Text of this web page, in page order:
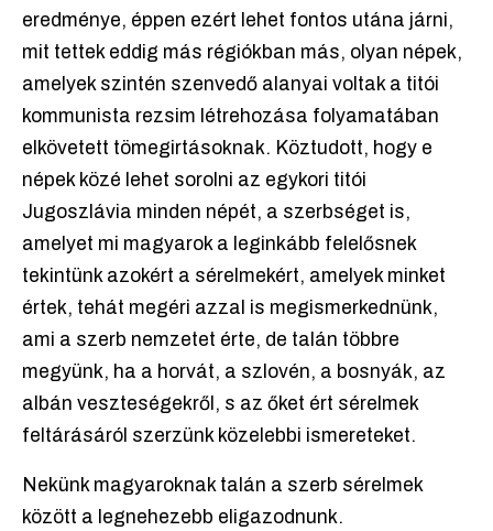
eredménye, éppen ezért lehet fontos utána járni,
mit tettek eddig más régiókban más, olyan népek,
amelyek szintén szenvedő alanyai voltak a titói
kommunista rezsim létrehozása folyamatában
elkövetett tömegirtásoknak. Köztudott, hogy e
népek közé lehet sorolni az egykori titói
Jugoszlávia minden népét, a szerbséget is,
amelyet mi magyarok a leginkább felelősnek
tekintünk azokért a sérelmekért, amelyek minket
értek, tehát megéri azzal is megismerkednünk,
ami a szerb nemzetet érte, de talán többre
megyünk, ha a horvát, a szlovén, a bosnyák, az
albán veszteségekről, s az őket ért sérelmek
feltárásáról szerzünk közelebbi ismereteket.
Nekünk magyaroknak talán a szerb sérelmek
között a legnehezebb eligazodnunk.